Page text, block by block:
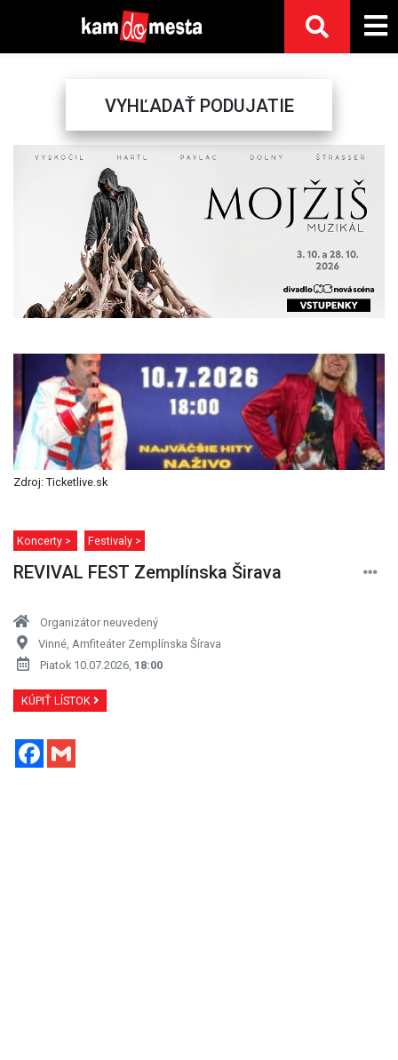
VYHĽADAŤ PODUJATIE
Previous
Zdroj: Ticketlive.sk
Koncerty > Festivaly >
REVIVAL FEST Zemplínska Širava
Organizátor neuvedený
Vinné, Amfiteáter Zemplínska Šírava
Piatok 10.07.2026, 18:00
KÚPIŤ LÍSTOK
Facebook